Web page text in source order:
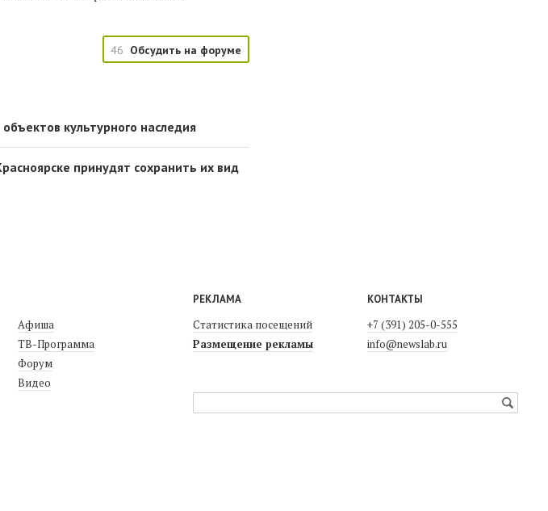
46 Обсудить на форуме
культурного наследия
принудят сохранить их вид
Афиша
ТВ-Программа
Форум
Видео
РЕКЛАМА
Статистика посещений
Размещение рекламы
КОНТАКТЫ
+7 (391) 205-0-555
info@newslab.ru